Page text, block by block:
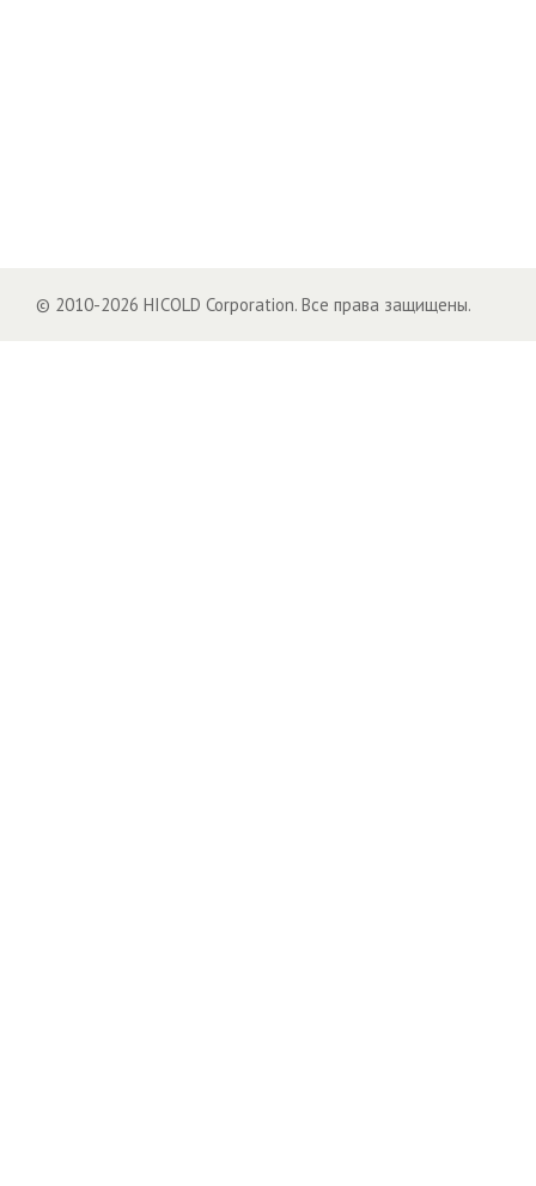
© 2010-2026 HICOLD Corporation. Все права защищены.